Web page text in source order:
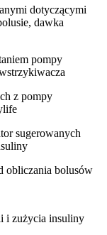
dotyczącymi
dawka
pompy
z pompy
sugerowanych
obliczania bolusów
i zużycia insuliny